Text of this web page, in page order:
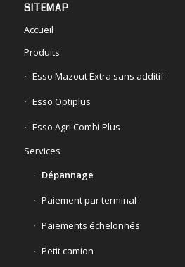
SITEMAP
Accueil
Produits
Esso Mazout Extra sans additif
Esso Optiplus
Esso Agri Combi Plus
Services
Dépannage
Paiement par terminal
Paiements échelonnés
Petit camion